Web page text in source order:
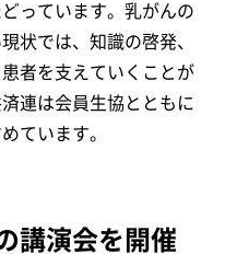
っています。乳がんの
状では、知識の啓発、
者を支えていくことが
連は会員生協とともに
ています。
講演会を開催